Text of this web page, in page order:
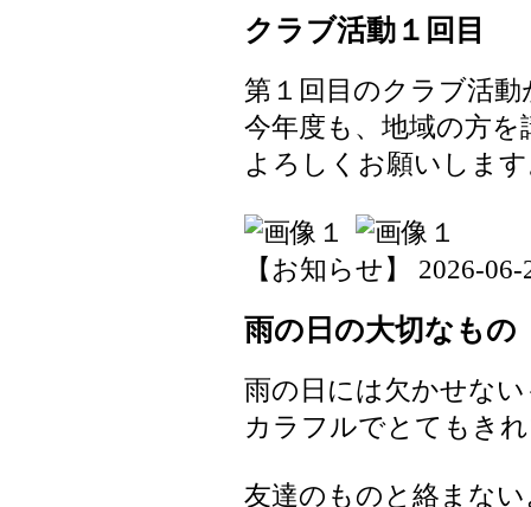
クラブ活動１回目
第１回目のクラブ活
今年度も、地域の方
よろしくお願いしま
【お知らせ】 2026-
雨の日の大切なもの
雨の日には欠かせな
カラフルでとてもき
友達のものと絡まな